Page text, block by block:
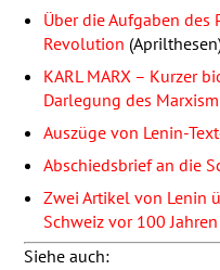
Über die Aufgaben
Revolution
KARL MARX – Kurzer
Darlegung des
Auszüge von Lenin-
Abschiedsbrief an die
Zwei Artikel von Lenin
Schweiz vor 100 Jahren
Siehe auch: